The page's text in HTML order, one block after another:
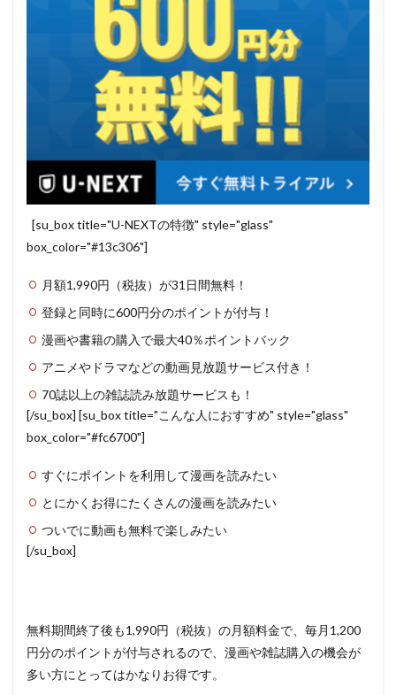
[su_box title="U-NEXTの特徴" style="glass"
box_color="#13c306"]
月額1,990円（税抜）が31日間無料！
登録と同時に600円分のポイントが付与！
漫画や書籍の購入で最大40％ポイントバック
アニメやドラマなどの動画見放題サービス付き！
70誌以上の雑誌読み放題サービスも！
[/su_box] [su_box title="こんな人におすすめ" style="glass"
box_color="#fc6700"]
すぐにポイントを利用して漫画を読みたい
とにかくお得にたくさんの漫画を読みたい
ついでに動画も無料で楽しみたい
[/su_box]
無料期間終了後も1,990円（税抜）の月額料金で、毎月1,200
円分のポイントが付与されるので、漫画や雑誌購入の機会が
多い方にとってはかなりお得です。